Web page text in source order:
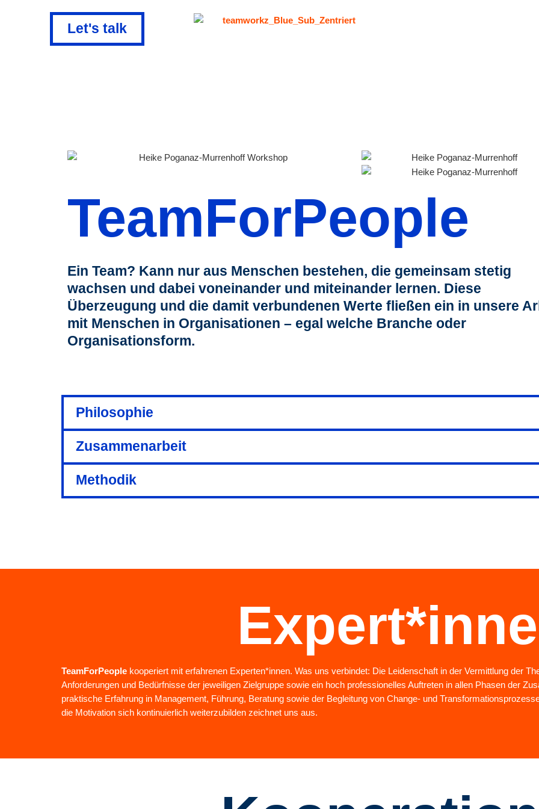
Let's talk
TeamForPeople
Ein Team? Kann nur aus Menschen bestehen, die gemeinsam stetig
wachsen und dabei voneinander und miteinander lernen. Diese
Überzeugung und die damit verbundenen Werte fließen ein in unsere
mit Menschen in Organisationen – egal welche Branche oder
Organisationsform.
Philosophie
Zusammenarbeit
Methodik
TeamForPeople kooperiert mit erfahrenen Experten*innen. Was uns verbindet: Die Leidenschaft in der Vermittlung der
Anforderungen und Bedürfnisse der jeweiligen Zielgruppe sowie ein hoch professionelles Auftreten in allen Phasen der
praktische Erfahrung in Management, Führung, Beratung sowie der Begleitung von Change- und
die Motivation sich kontinuierlich weiterzubilden zeichnet uns aus.